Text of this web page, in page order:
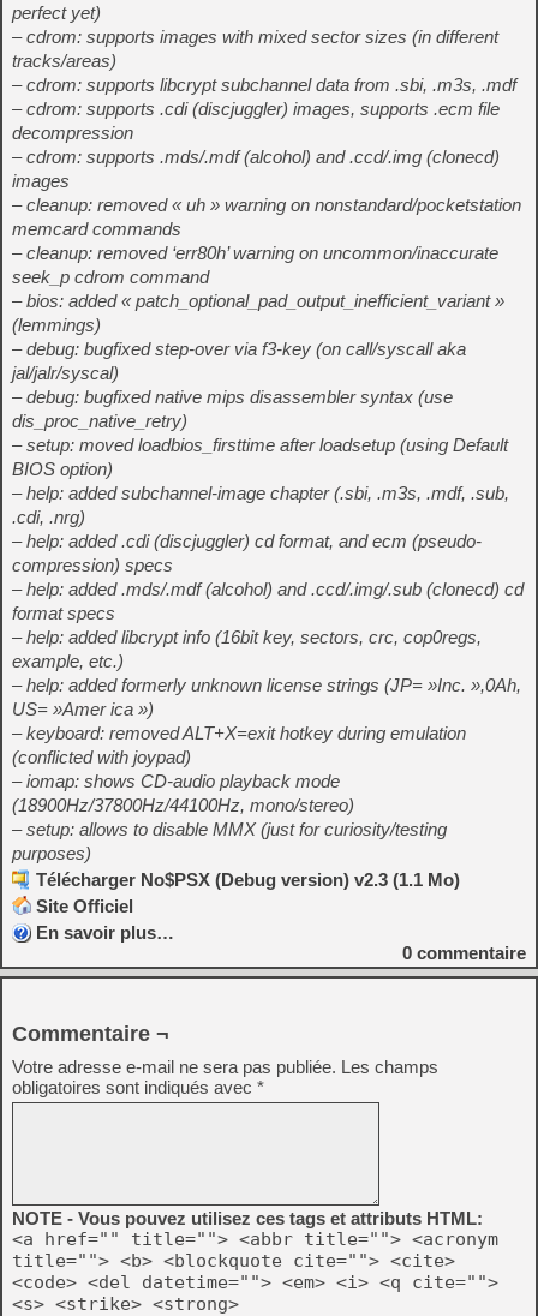
perfect yet)
– cdrom: supports images with mixed sector sizes (in different
tracks/areas)
– cdrom: supports libcrypt subchannel data from .sbi, .m3s, .mdf
– cdrom: supports .cdi (discjuggler) images, supports .ecm file
decompression
– cdrom: supports .mds/.mdf (alcohol) and .ccd/.img (clonecd)
images
– cleanup: removed « uh » warning on nonstandard/pocketstation
memcard commands
– cleanup: removed ‘err80h’ warning on uncommon/inaccurate
seek_p cdrom command
– bios: added « patch_optional_pad_output_inefficient_variant »
(lemmings)
– debug: bugfixed step-over via f3-key (on call/syscall aka
jal/jalr/syscal)
– debug: bugfixed native mips disassembler syntax (use
dis_proc_native_retry)
– setup: moved loadbios_firsttime after loadsetup (using Default
BIOS option)
– help: added subchannel-image chapter (.sbi, .m3s, .mdf, .sub,
.cdi, .nrg)
– help: added .cdi (discjuggler) cd format, and ecm (pseudo-
compression) specs
– help: added .mds/.mdf (alcohol) and .ccd/.img/.sub (clonecd) cd
format specs
– help: added libcrypt info (16bit key, sectors, crc, cop0regs,
example, etc.)
– help: added formerly unknown license strings (JP= »Inc. »,0Ah,
US= »Amer ica »)
– keyboard: removed ALT+X=exit hotkey during emulation
(conflicted with joypad)
– iomap: shows CD-audio playback mode
(18900Hz/37800Hz/44100Hz, mono/stereo)
– setup: allows to disable MMX (just for curiosity/testing
purposes)
Télécharger No$PSX (Debug version) v2.3 (1.1 Mo)
Site Officiel
En savoir plus…
0 commentaire
Commentaire ¬
Votre adresse e-mail ne sera pas publiée. Les champs
obligatoires sont indiqués avec *
NOTE - Vous pouvez utilisez ces tags et attributs HTML:
<a href="" title=""> <abbr title=""> <acronym
title=""> <b> <blockquote cite=""> <cite>
<code> <del datetime=""> <em> <i> <q cite="">
<s> <strike> <strong>